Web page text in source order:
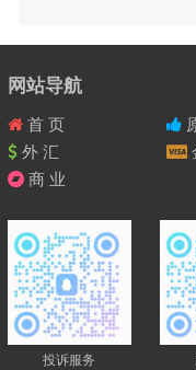
网站导航
首 页
外 汇
商 业
投诉服务